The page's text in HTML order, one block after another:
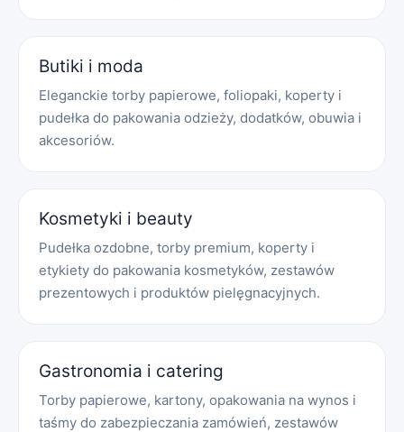
Butiki i moda
Eleganckie torby papierowe, foliopaki, koperty i
pudełka do pakowania odzieży, dodatków, obuwia i
akcesoriów.
Kosmetyki i beauty
Pudełka ozdobne, torby premium, koperty i
etykiety do pakowania kosmetyków, zestawów
prezentowych i produktów pielęgnacyjnych.
Gastronomia i catering
Torby papierowe, kartony, opakowania na wynos i
taśmy do zabezpieczania zamówień, zestawów